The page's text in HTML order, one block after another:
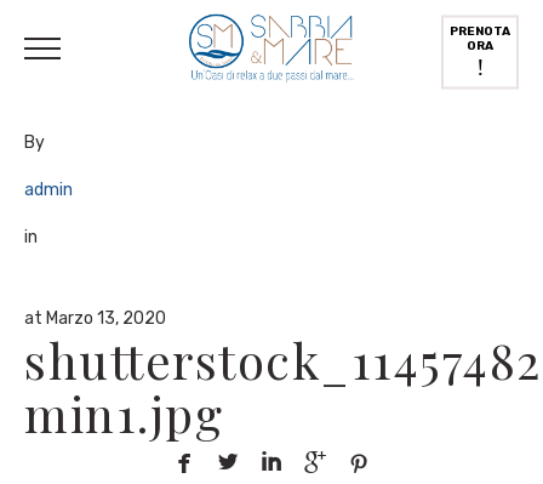
PRENOTA
ORA
!
By
admin
in
at Marzo 13, 2020
min1.jpg
    
Inglese) Deutsch ( Tedesco Italiano